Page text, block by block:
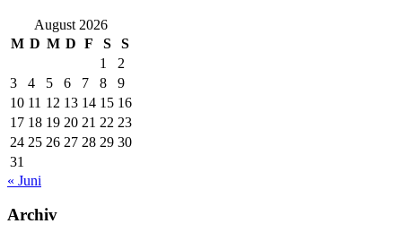
August 2026
M D M D F S
S
1
2
3
4 5 6 7 8
9
10 11 12 13 14 15 16
17 18 19 20 21 22 23
24 25 26 27 28 29 30
31
« Juni
Archiv